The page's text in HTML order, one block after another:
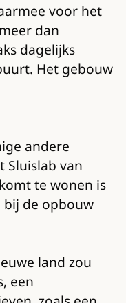
voor het
dan
dagelijks
Het gebouw
andere
Sluislab van
te wonen is
bij de opbouw
land zou
een